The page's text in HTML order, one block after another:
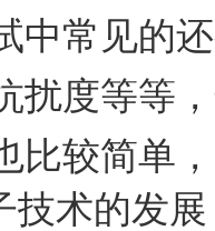
中常见的
扰度等等
比较简单
技术的发